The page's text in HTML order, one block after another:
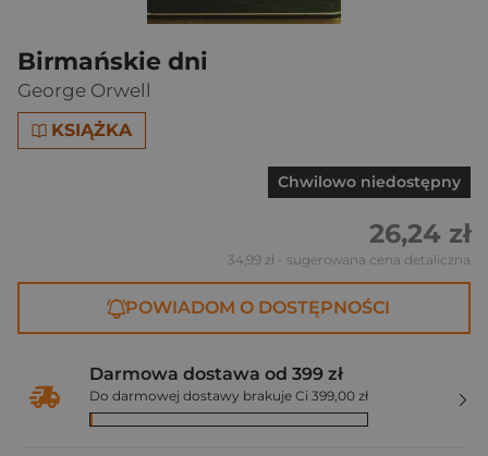
Birmańskie dni
George Orwell
KSIĄŻKA
Chwilowo niedostępny
26,24 zł
34,99 zł - sugerowana cena detaliczna
POWIADOM O DOSTĘPNOŚCI
Darmowa dostawa od 399 zł
Do darmowej dostawy brakuje Ci 399,00 zł